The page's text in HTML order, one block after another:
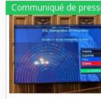
Communiqué de